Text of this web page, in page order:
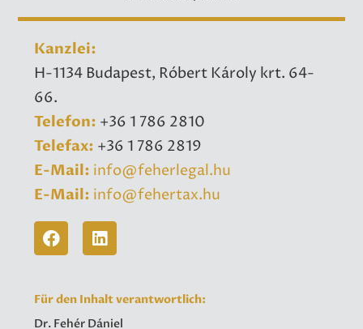
Kanzlei:
H-1134 Budapest, Róbert Károly krt. 64-
66.
Telefon: +36 1 786 2810
​Telefax: +36 1 786 2819
E-Mail: info@feherlegal.hu
E-Mail: info@fehertax.hu
Für den Inhalt verantwortlich:
Dr. Fehér Dániel